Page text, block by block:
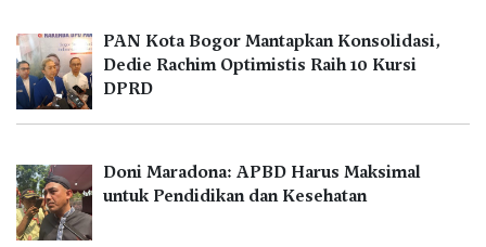
PAN Kota Bogor Mantapkan Konsolidasi,
Dedie Rachim Optimistis Raih 10 Kursi
DPRD
Doni Maradona: APBD Harus Maksimal
untuk Pendidikan dan Kesehatan